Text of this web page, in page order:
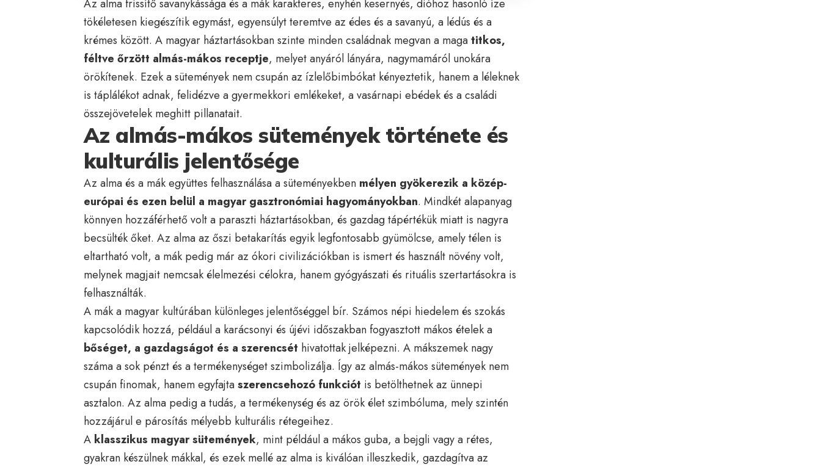
Az alma frissítő savanykássága és a mák karakteres, enyhén kesernyés, dióhoz hasonló íze
tökéletesen kiegészítik egymást, egyensúlyt teremtve az édes és a savanyú, a lédús és a
krémes között. A magyar háztartásokban szinte minden családnak megvan a magatitkos,
féltve őrzött almás-mákos receptje, melyet anyáról lányára, nagymamáról unokára
örökítenek. Ezek a sütemények nem csupán az ízlelőbimbókat kényeztetik, hanem a léleknek
is táplálékot adnak, felidézve a gyermekkori emlékeket, a vasárnapi ebédek és a családi
összejövetelek meghitt pillanatait.
Az almás-mákos sütemények története és
kulturális jelentősége
Az alma és a mák együttes felhasználása a süteményekben mélyen gyökerezik a közép-
európai és ezen belül a magyar gasztronómiai hagyományokban. Mindkét alapanyag
könnyen hozzáférhető volt a paraszti háztartásokban, és gazdag tápértékük miatt is nagyra
becsülték őket. Az alma az őszi betakarítás egyik legfontosabb gyümölcse, amely télen is
eltartható volt, a mák pedig már az ókori civilizációkban is ismert és használt növény volt,
melynek magjait nemcsak élelmezési célokra, hanem gyógyászati és rituális szertartásokra is
felhasználták.
A mák a magyar kultúrában különleges jelentőséggel bír. Számos népi hiedelem és szokás
kapcsolódik hozzá, például a karácsonyi és újévi időszakban fogyasztott mákos ételek a
bőséget, a gazdagságot és a szerencsét hivatottak jelképezni. A mákszemek nagy
száma a sok pénzt és a termékenységet szimbolizálja. Így az almás-mákos sütemények nem
csupán finomak, hanem egyfajtaszerencsehozó funkciót is betölthetnek az ünnepi
asztalon. Az alma pedig a tudás, a termékenység és az örök élet szimbóluma, mely szintén
hozzájárul e párosítás mélyebb kulturális rétegeihez.
A klasszikus magyar sütemények, mint például a mákos guba, a bejgli vagy a rétes,
gyakran készülnek mákkal, és ezek mellé az alma is kiválóan illeszkedik, gazdagítva az